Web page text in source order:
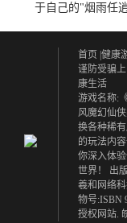
于自己的"烟雨任
首页 |健康
谨防受骗
康生活
游戏名称:
风魔幻仙
换各种稀
的玩法内
你深入体
世界！ 出
羲和网络
物号:ISBN
授权网站.